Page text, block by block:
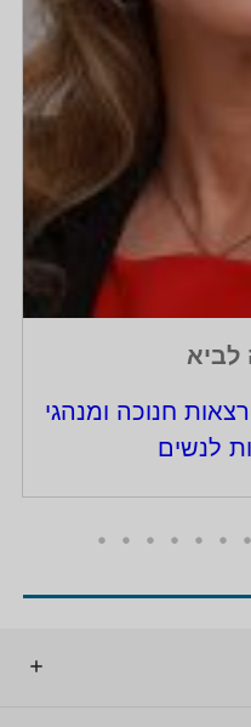
לביא
חנוכה ומנהגי
לנשים